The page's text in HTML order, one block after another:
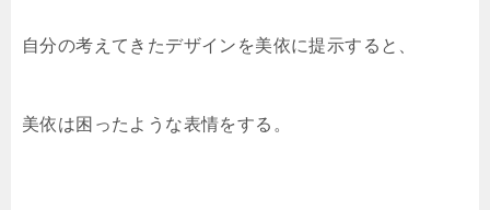
自分の考えてきたデザインを美依に提示すると、
美依は困ったような表情をする。